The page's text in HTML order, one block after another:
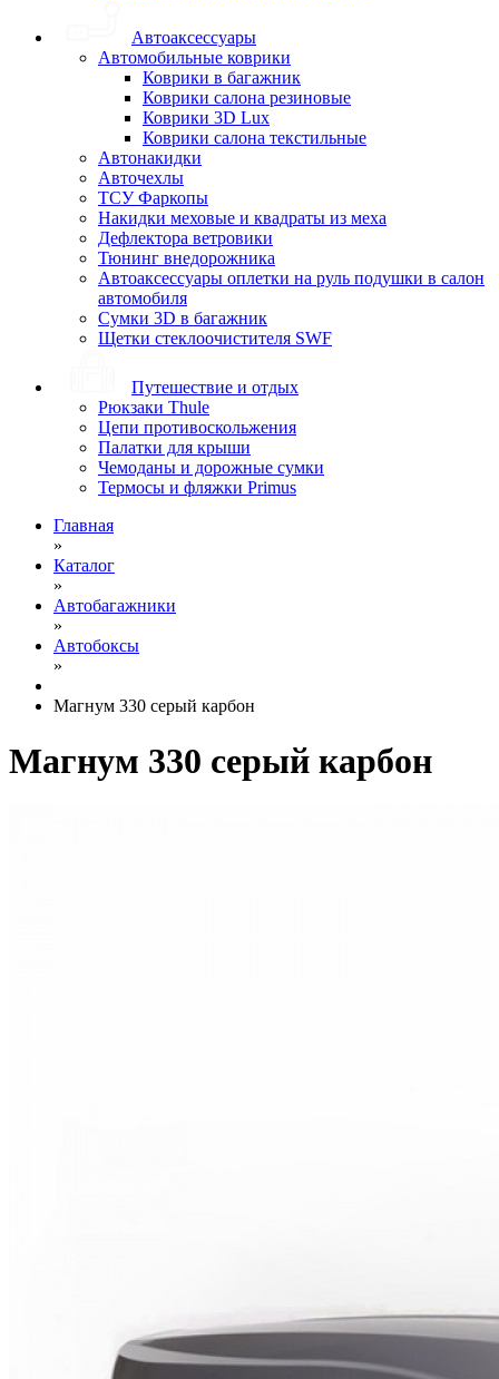
Автоаксессуары
Автомобильные коврики
Коврики в багажник
Коврики салона резиновые
Коврики 3D Lux
Коврики салона текстильные
Автонакидки
Авточехлы
ТСУ Фаркопы
Накидки меховые и квадраты из меха
Дефлектора ветровики
Тюнинг внедорожника
Автоаксессуары оплетки на руль подушки в салон
автомобиля
Сумки 3D в багажник
Щетки стеклоочистителя SWF
Путешествие и отдых
Рюкзаки Thule
Цепи противоскольжения
Палатки для крыши
Чемоданы и дорожные сумки
Термосы и фляжки Primus
Главная
»
Каталог
»
Автобагажники
»
Автобоксы
»
Магнум 330 серый карбон
Магнум 330 серый карбон